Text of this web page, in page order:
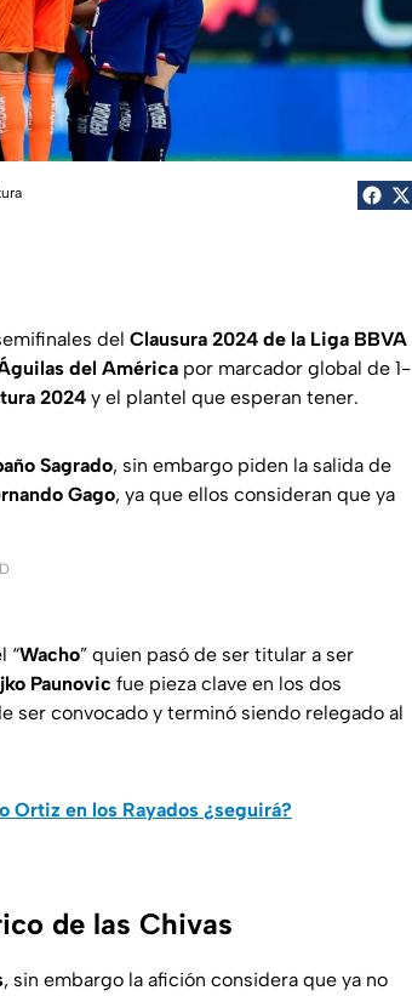
del Clausura 2024 de la Liga BBVA
del América por marcador global de 1-
2024 y el plantel que esperan tener.
Sagrado, sin embargo piden la salida de
Gago, ya que ellos consideran que ya
“Wacho” quien pasó de ser titular a ser
Paunovic fue pieza clave en los dos
ser convocado y terminó siendo relegado al
Ortiz en los Rayados ¿seguirá?
de las Chivas
, sin embargo la afición considera que ya no